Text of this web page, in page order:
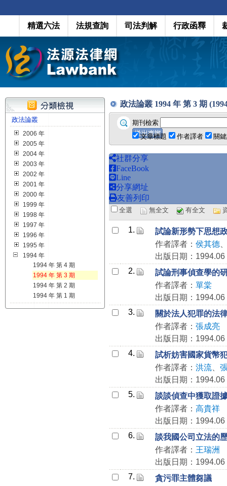
精選六法 法規查詢 司法判解 行政函釋
政法論叢
2006 年
2005 年
2004 年
2003 年
2002 年
2001 年
2000 年
1999 年
1998 年
1997 年
1996 年
1995 年
1994 年
1994 年 第 4 期
1994 年 第 3 期
1994 年 第 2 期
1994 年 第 1 期
政法論叢 1994 年 第 3 期
期刊檢索
文章標題
作者譯者 關
社群分享
FaceBook
Line
分享網址
友善列印
全選 無全文 有全文
1.
試論新形勢下思想
作者譯者： 侯其德
出版日期：1994.06
2.
試論刑事偵查學的
作者譯者： 單棠
出版日期：1994.06
3.
關於法人犯罪的法
作者譯者： 張成亮
出版日期：1994.06
4.
試析妨害國家貨幣
作者譯者： 洪流、
出版日期：1994.06
5.
談談偵查中獲取證
作者譯者： 高貴祥
出版日期：1994.06
6.
談我國公司立法的
作者譯者： 王瑞洲
出版日期：1994.06
7.
貪污罪主體芻議